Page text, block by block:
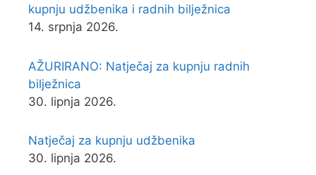
kupnju udžbenika i radnih bilježnica
14. srpnja 2026.
AŽURIRANO: Natječaj za kupnju radnih
bilježnica
30. lipnja 2026.
Natječaj za kupnju udžbenika
30. lipnja 2026.